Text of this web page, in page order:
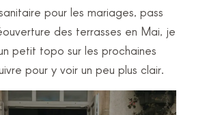
pour les mariages, pass
des terrasses en Mai, je
petit topo sur les prochaines
pour y voir un peu plus clair.